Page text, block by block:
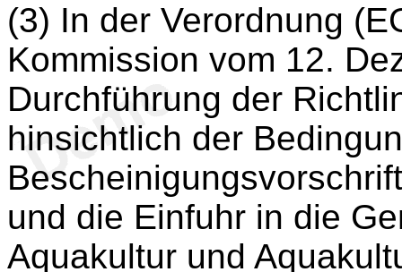
(3) In der Verordnung
Kommission vom 12.
Durchführung der
hinsichtlich der
und die Einfuhr in die
Aquakultur und